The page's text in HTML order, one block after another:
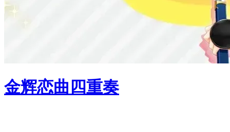
金辉恋曲四重奏